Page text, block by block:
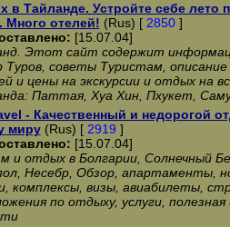
в Тайланде. Устройте себе
Много отелей! (Rus) [ 2850]
[15.07.04]
Этот сайт содержит
Туров, советы Туристам,
и цены на экскурсии и отдых на
Паттая, Хуа Хин, Пхукет,
- Качественный и недорогой
миру(Rus) [ 2919 ]
[15.07.04]
и отдых в Болгарии, Солнечный
Несебр, Обзор, апартаменты,
комплексы, визы, авиабилеты,
по отдыху, услуги,